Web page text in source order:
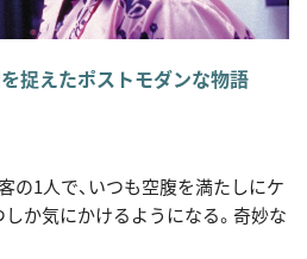
捉えたポストモダンな物語
の1人で、いつも空腹を満たしにケ
か気にかけるようになる。奇妙な